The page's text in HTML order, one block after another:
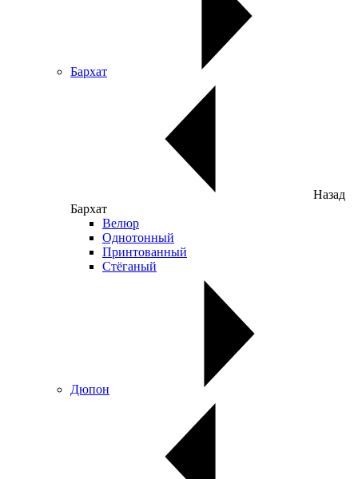
Бархат
Назад
Бархат
Велюр
Однотонный
Принтованный
Стёганый
Дюпон